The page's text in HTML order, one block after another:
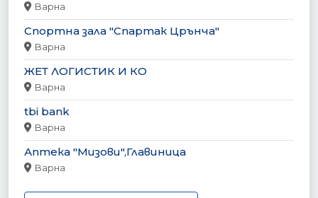
Варна
Спортна зала "Спартак Црънча"
Варна
ЖЕТ ЛОГИСТИК И КО
Варна
tbi bank
Варна
Аптека "Мизови",Главиница
Варна